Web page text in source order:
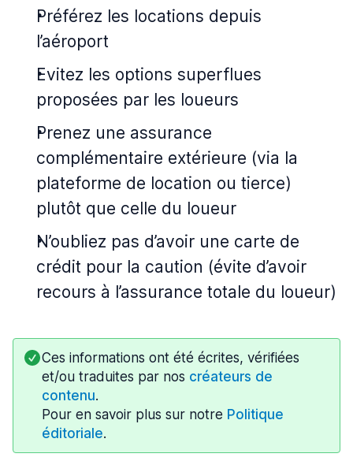
Préférez les locations depuis
l’aéroport
Evitez les options superflues
proposées par les loueurs
Prenez une assurance
complémentaire extérieure (via la
plateforme de location ou tierce)
plutôt que celle du loueur
N’oubliez pas d’avoir une carte de
crédit pour la caution (évite d’avoir
recours à l’assurance totale du loueur)
Ces informations ont été écrites, vérifiées
et/ou traduites par nos créateurs de
contenu.
Pour en savoir plus sur notre Politique
éditoriale.